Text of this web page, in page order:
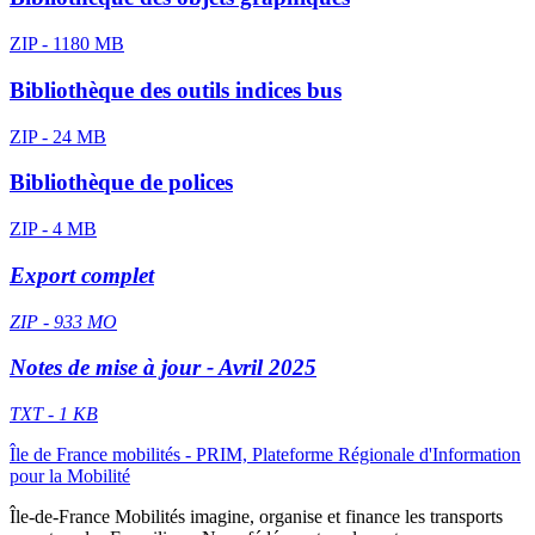
ZIP - 1180 MB
Bibliothèque des outils indices bus
ZIP - 24 MB
Bibliothèque de polices
ZIP - 4 MB
Export complet
ZIP - 933 MO
Notes de mise à jour - Avril 2025
TXT - 1 KB
Île de France mobilités - PRIM, Plateforme Régionale d'Information
pour la Mobilité
Île-de-France Mobilités imagine, organise et finance les transports